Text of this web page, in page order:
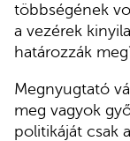
többségének
a vezérek
határozzák
Megnyugtató
meg vagyok
politikáját csak